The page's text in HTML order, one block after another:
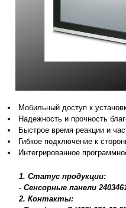
Мобильный доступ к
Надежность и прочность
Быстрое время реакции и
Гибкое подключение к
Интегрированное
1. Статус продукции:
- Сенсорные панели
2. Контакты: